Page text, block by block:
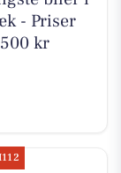
- Priser
kr